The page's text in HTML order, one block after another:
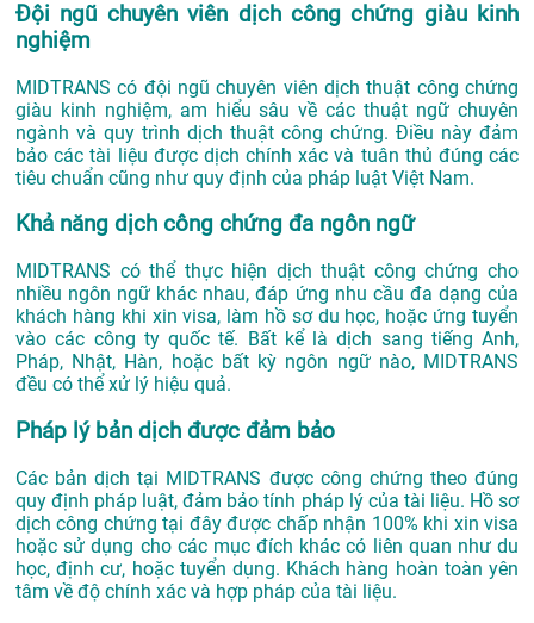
Đội ngũ chuyên viên dịch công chứng giàu kinh
nghiệm
MIDTRANS có đội ngũ chuyên viên dịch thuật công chứng
giàu kinh nghiệm, am hiểu sâu về các thuật ngữ chuyên
ngành và quy trình dịch thuật công chứng. Điều này đảm
bảo các tài liệu được dịch chính xác và tuân thủ đúng các
tiêu chuẩn cũng như quy định của pháp luật Việt Nam.
Khả năng dịch công chứng đa ngôn ngữ
MIDTRANS có thể thực hiện dịch thuật công chứng cho
nhiều ngôn ngữ khác nhau, đáp ứng nhu cầu đa dạng của
khách hàng khi xin visa, làm hồ sơ du học, hoặc ứng tuyển
vào các công ty quốc tế. Bất kể là dịch sang tiếng Anh,
Pháp, Nhật, Hàn, hoặc bất kỳ ngôn ngữ nào, MIDTRANS
đều có thể xử lý hiệu quả.
Pháp lý bản dịch được đảm bảo
Các bản dịch tại MIDTRANS được công chứng theo đúng
quy định pháp luật, đảm bảo tính pháp lý của tài liệu. Hồ sơ
dịch công chứng tại đây được chấp nhận 100% khi xin visa
hoặc sử dụng cho các mục đích khác có liên quan như du
học, định cư, hoặc tuyển dụng. Khách hàng hoàn toàn yên
tâm về độ chính xác và hợp pháp của tài liệu.